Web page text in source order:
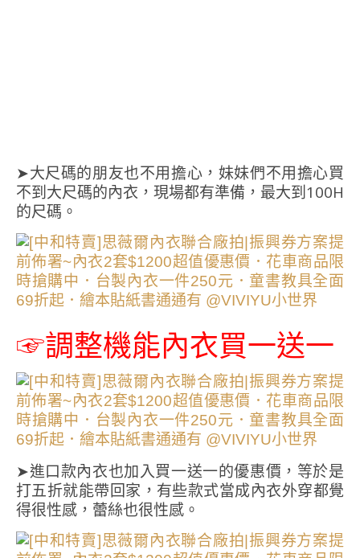
➤大尺碼的朋友也不用擔心，妹妹們不用擔心買
不到大尺碼的內衣，現場都有準備，最大到100H
的尺碼。
☞調整機能內衣買一送一
➤進口款內衣也加入買一送一的優惠價，等於是
打五折就能帶回家，有些款式當成內衣外穿都覺
得很性感，蕾絲也很性感。